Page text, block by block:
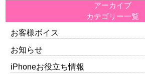
アーカイブ
カテゴリー一覧
お客様ボイス
お知らせ
iPhoneお役立ち情報